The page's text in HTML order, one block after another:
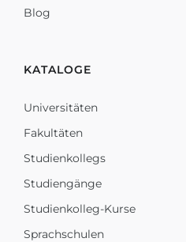
Blog
KATALOGE
Universitäten
Fakultäten
Studienkollegs
Studiengänge
Studienkolleg-Kurse
Sprachschulen